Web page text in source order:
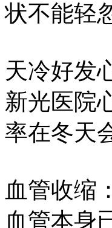
状不能轻
天冷好发
新光医院
率在冬天
血管收缩
血管本身